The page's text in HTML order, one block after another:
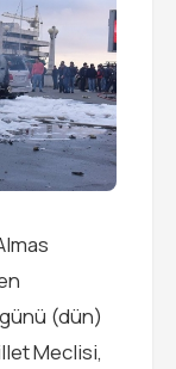
(dün)
Meclisi,